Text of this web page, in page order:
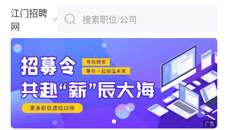
江门招聘
网
搜索职位/公司
下拉刷新